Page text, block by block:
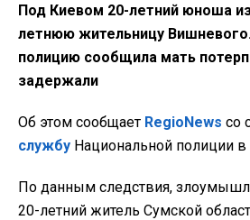
Под Киевом 20-летний юноша
летнюю жительницу
полицию сообщила мать
задержали
Об этом сообщает RegioNews со
службу Национальной полиции в
По данным следствия,
20-летний житель Сумской